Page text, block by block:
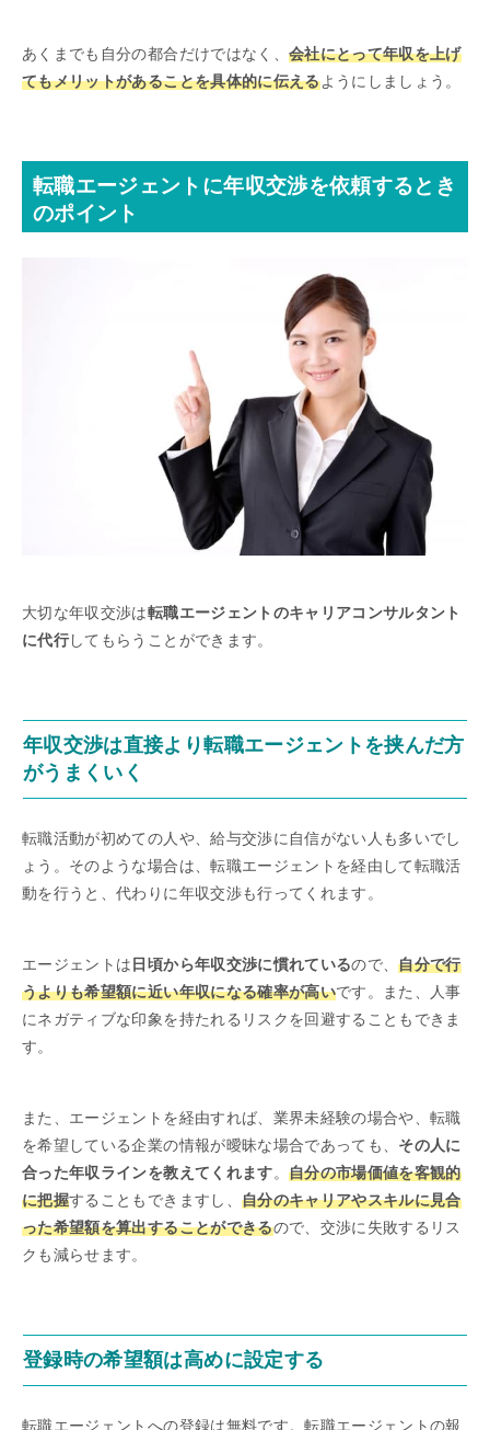
あくまでも自分の都合だけではなく、 会社にとって年収を上げ
てもメリットがあることを具体的に伝えるようにしましょう。
転職エージェントに年収交渉を依頼するとき
のポイント
大切な年収交渉は転職エージェントのキャリアコンサルタント
に代行してもらうことができます。
年収交渉は直接より転職エージェントを挟んだ方
がうまくいく
転職活動が初めての人や、給与交渉に自信がない人も多いでし
ょう。そのような場合は、転職エージェントを経由して転職活
動を行うと、代わりに年収交渉も行ってくれます。
エージェントは 日頃から年収交渉に慣れているので、自分で行
うよりも希望額に近い年収になる確率が高いです。また、人事
にネガティブな印象を持たれるリスクを回避することもできま
す。
また、エージェントを経由すれば、業界未経験の場合や、転職
を希望している企業の情報が曖昧な場合であっても、 その人に
合った年収ラインを教えてくれます。 自分の市場価値を客観的
に把握することもできますし、 自分のキャリアやスキルに見合
った希望額を算出することができるので、交渉に失敗するリス
クも減らせます。
登録時の希望額は高めに設定する
転職エージェントへの登録は無料です。転職エージェントの報